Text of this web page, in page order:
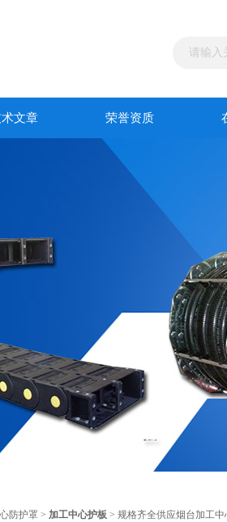
文章 荣誉资质
防护罩 > 加工中心护板 > 规格齐全供应烟台加工